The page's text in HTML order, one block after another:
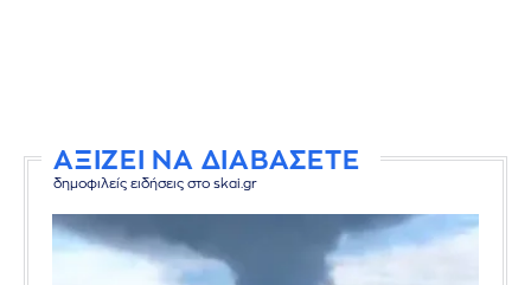
ΑΞΙΖΕΙ ΝΑ ΔΙΑΒΑΣΕΤΕ
δημοφιλείς ειδήσεις στο skai.gr